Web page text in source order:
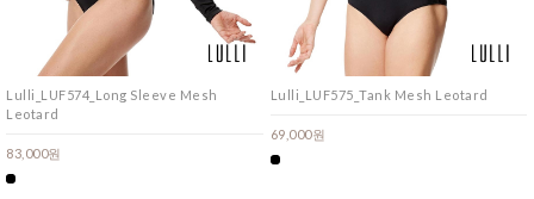
Lulli_LUF574_Long Sleeve Mesh
Leotard
83,000원
Lulli_LUF575_Tank Mesh Leotard
69,000원